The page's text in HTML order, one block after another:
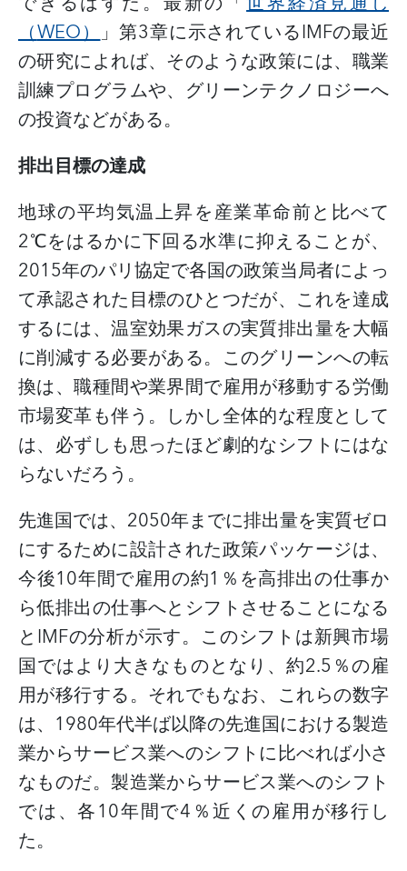
（WEO）」第3章に示されているIMFの最近
の研究によれば、そのような政策には、職業
訓練プログラムや、グリーンテクノロジーへ
の投資などがある。
排出目標の達成
地球の平均気温上昇を産業革命前と比べて
2℃をはるかに下回る水準に抑えることが、
2015年のパリ協定で各国の政策当局者によっ
て承認された目標のひとつだが、これを達成
するには、温室効果ガスの実質排出量を大幅
に削減する必要がある。このグリーンへの転
換は、職種間や業界間で雇用が移動する労働
市場変革も伴う。しかし全体的な程度として
は、必ずしも思ったほど劇的なシフトにはな
らないだろう。
先進国では、 2050年までに排出量を実質ゼロ
にするために設計された政策パッケージは、
今後10年間で雇用の約1％を高排出の仕事か
ら低排出の仕事へとシフトさせることになる
とIMFの分析が示す。このシフトは新興市場
国ではより大きなものとなり、約2.5％の雇
用が移行する。それでもなお、これらの数字
は、1980年代半ば以降の先進国における製造
業からサービス業へのシフトに比べれば小さ
なものだ。製造業からサービス業へのシフト
では、各10年間で4％近くの雇用が移行し
た。